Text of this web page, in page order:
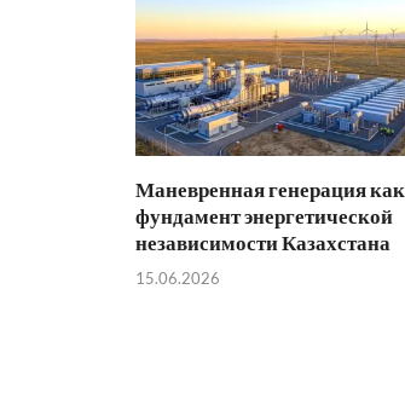
Маневренная генерация как
фундамент энергетической
независимости Казахстана
15.06.2026